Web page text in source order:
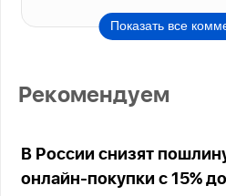
Показать все
Рекомендуем
В России снизят
онлайн-покупки с 15%